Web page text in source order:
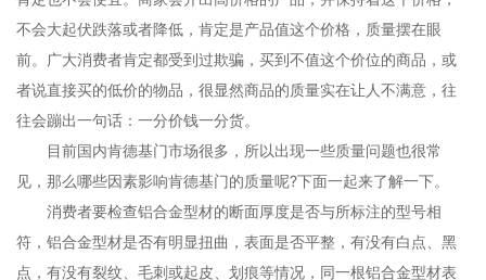
不会大起伏跌落或者降低，肯定是产品值这个价格，质量摆在眼
前。广大消费者肯定都受到过欺骗，买到不值这个价位的商品，或
者说直接买的低价的物品，很显然商品的质量实在让人不满意，往
往会蹦出一句话：一分价钱一分货。
目前国内肯德基门市场很多，所以出现一些质量问题也很常
见，那么哪些因素影响肯德基门的质量呢?下面一起来了解一下。
消费者要检查铝合金型材的断面厚度是否与所标注的型号相
符，铝合金型材是否有明显扭曲，表面是否平整，有没有白点、黑
点，有没有裂纹、毛刺或起皮、划痕等情况，同一根铝合金型材表